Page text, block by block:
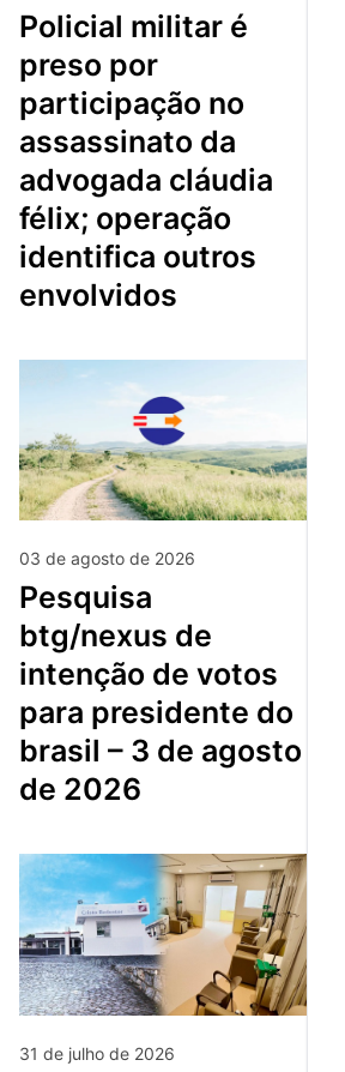
policial militar é
preso por
participação no
assassinato da
advogada cláudia
félix; operação
identifica outros
envolvidos
03 de agosto de 2026
pesquisa
btg/nexus de
intenção de votos
para presidente do
brasil – 3 de agosto
de 2026
31 de julho de 2026